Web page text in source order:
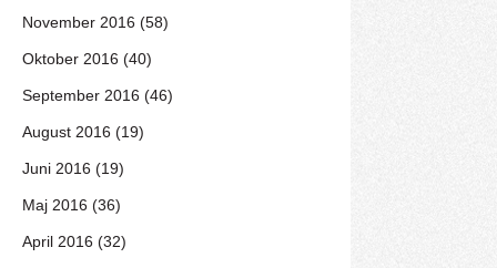
November 2016 (58)
Oktober 2016 (40)
September 2016 (46)
August 2016 (19)
Juni 2016 (19)
Maj 2016 (36)
April 2016 (32)